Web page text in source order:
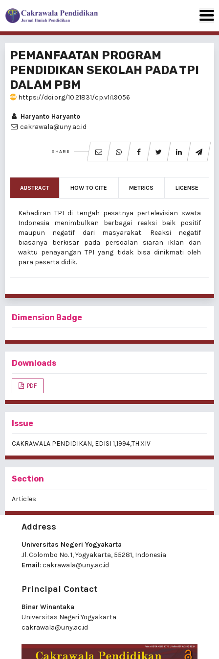
PEMANFAATAN PROGRAM
PENDIDIKAN SEKOLAH PADA TPI
DALAM PBM
https://doi.org/10.21831/cp.v1i1.9056
Haryanto Haryanto
cakrawala@uny.ac.id
SHARE
ABSTRACT HOW TO CITE METRICS LICENSE
Kehadiran TPI di tengah pesatnya pertelevisian swata
Indonesia menimbulkan berbagai reaksi baik positif
maupun negatif dari masyarakat. Reaksi negatif
biasanya berkisar pada persoalan siaran iklan dan
waktu penayangan TPI yang tidak bisa dinikmati oleh
para peserta didik.
Dimension Badge
Downloads
PDF
Issue
CAKRAWALA PENDIDIKAN, EDISI 1,1994,TH.XIV
Section
Articles
Address
Universitas Negeri Yogyakarta
Jl. Colombo No. 1, Yogyakarta, 55281, Indonesia
Email: cakrawala@uny.ac.id
Principal Contact
Binar Winantaka
Universitas Negeri Yogyakarta
cakrawala@uny.ac.id